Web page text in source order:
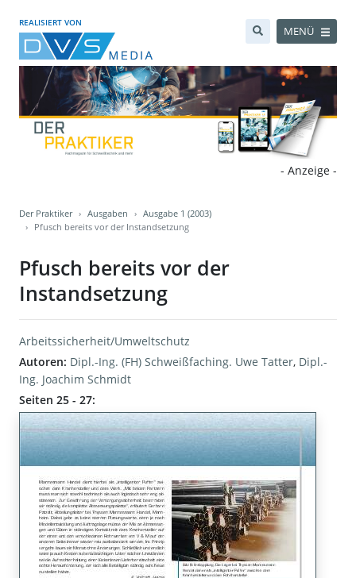
REALISIERT VON
MENÜ
- Anzeige -
Der Praktiker Ausgaben
Ausgabe 1 (2003)
Pfusch bereits vor der Instandsetzung
Pfusch bereits vor der
Instandsetzung
Arbeitssicherheit/Umweltschutz
Autoren: Dipl.-Ing. (FH) Schweißfaching. Uwe Tatter, Dipl.-
Ing. Joachim Schmidt
Seiten 25 - 27: